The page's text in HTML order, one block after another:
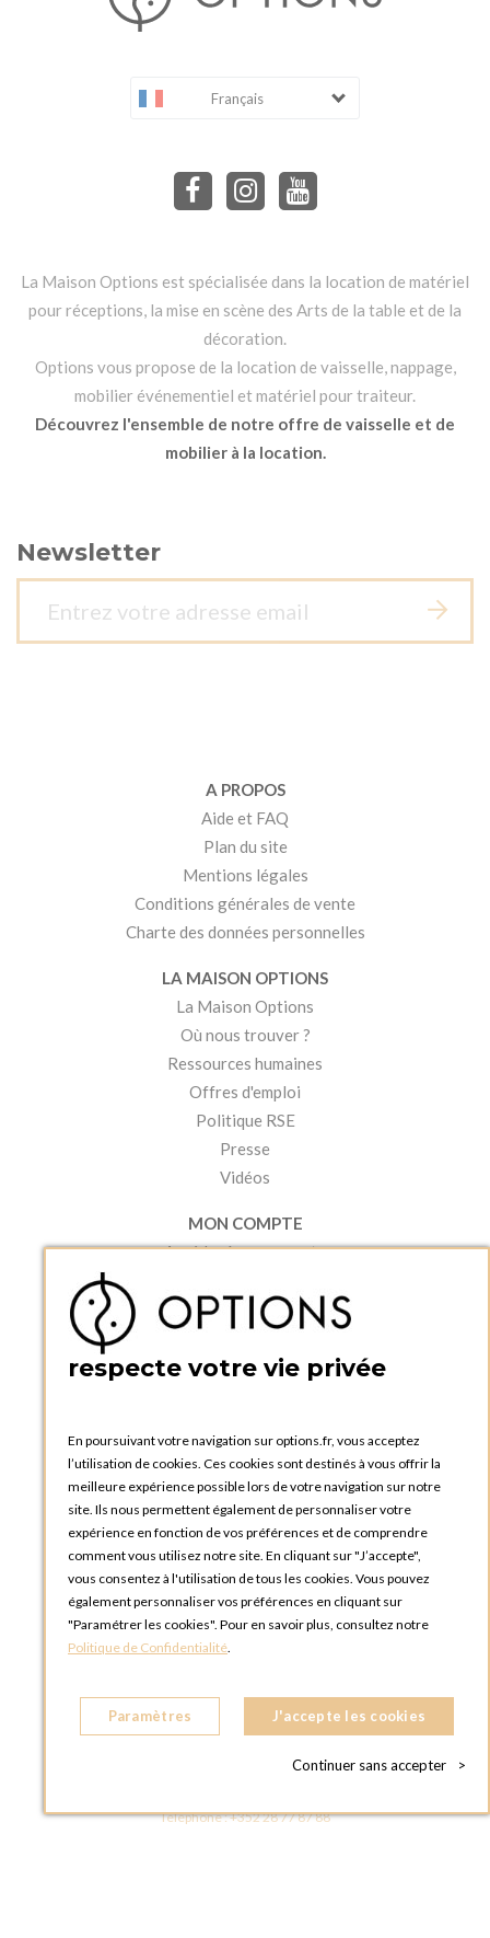
Français
La Maison Options est spécialisée dans la location de matériel
pour réceptions, la mise en scène des Arts de la table et de la
décoration.
Options vous propose de la location de vaisselle, nappage,
mobilier événementiel et matériel pour traiteur.
Découvrez l'ensemble de notre offre de vaisselle et de
mobilier à la location.
Newsletter
A PROPOS
Aide et FAQ
Plan du site
Mentions légales
Conditions générales de vente
Charte des données personnelles
LA MAISON OPTIONS
La Maison Options
Où nous trouver ?
Ressources humaines
Offres d'emploi
Politique RSE
Presse
Vidéos
MON COMPTE
Accéder à mon compte
Créer un compte
PRATIQUE
Catalogues et bons de commande
Tutoriels
OPTIONS LUXEMBOURG
13 rue Paul Rischard
5324 Contern
LUXEMBOURG
BOUTIQUE OPTIONS LUXEMBOURG
L - 1842 HOWALD LUXEMBOURG
Téléphone :+352 28 77 87 88
respecte votre vie privée
En poursuivant votre navigation sur options.fr, vous acceptez
l’utilisation de cookies. Ces cookies sont destinés à vous offrir la
meilleure expérience possible lors de votre navigation sur notre
site. Ils nous permettent également de personnaliser votre
expérience en fonction de vos préférences et de comprendre
comment vous utilisez notre site. En cliquant sur "J’accepte",
vous consentez à l'utilisation de tous les cookies. Vous pouvez
également personnaliser vos préférences en cliquant sur
"Paramétrer les cookies". Pour en savoir plus, consultez notre
Politique de Confidentialité.
Paramètres J'accepte les cookies
Continuer sans accepter >